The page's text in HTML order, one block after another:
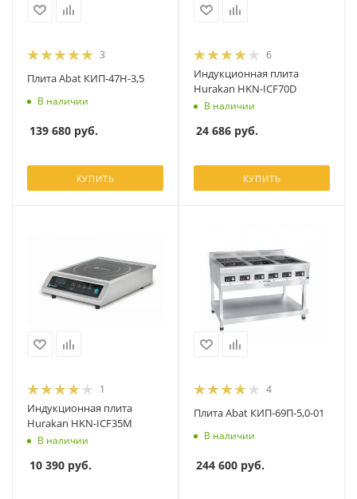
3
Плита Abat КИП-47Н-3,5
В наличии
139 680 руб.
КУПИТЬ
6
Индукционная плита
Hurakan HKN-ICF70D
В наличии
24 686 руб.
КУПИТЬ
1
Индукционная плита
Hurakan HKN-ICF35M
В наличии
10 390 руб.
4
Плита Abat КИП-69П-5,0-01
В наличии
244 600 руб.